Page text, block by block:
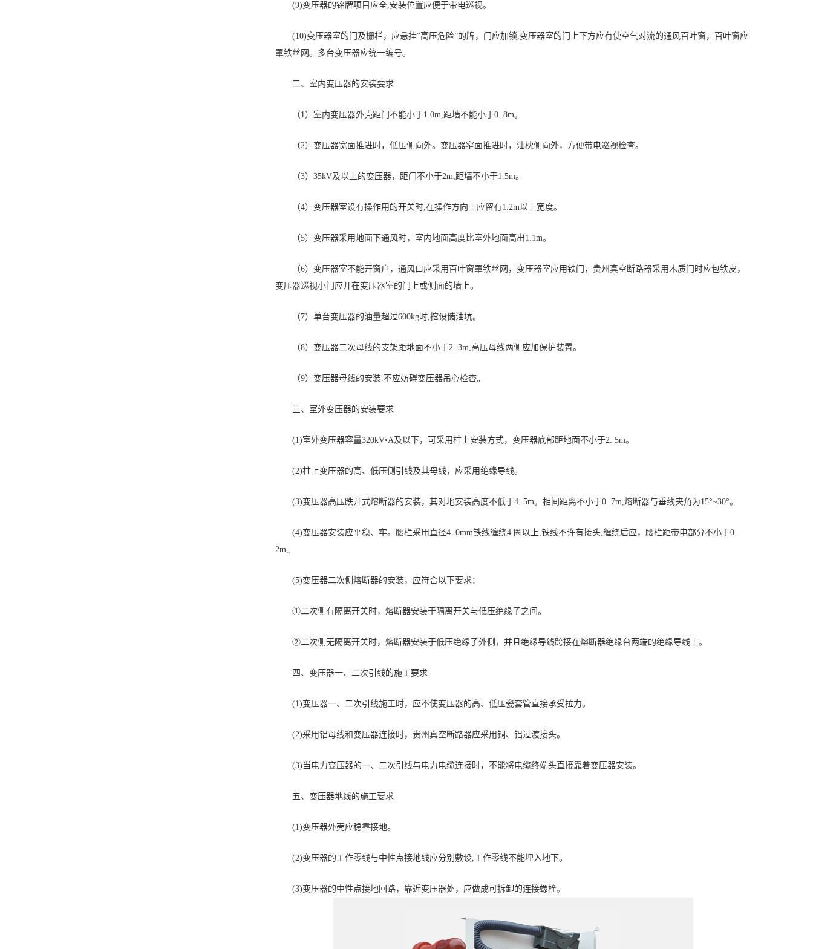
(9)变压器的铭牌项目应全,安装位置应便于带电巡视。
(10)变压器室的门及栅栏，应悬挂“高压危险”的牌，门应加锁,变压器室的门上下方应有使空气对流的通风百叶窗，百叶窗应
罩铁丝网。多台变压器应统一编号。
二、室内变压器的安装要求
（1）室内变压器外壳距门不能小于1.0m,距墙不能小于0. 8m。
（2）变压器宽面推进时，低压侧向外。变压器窄面推进时，油枕侧向外，方便带电巡视检査。
（3）35kV及以上的变压器，距门不小于2m,距墙不小于1.5m。
（4）变压器室设有操作用的开关时,在操作方向上应留有1.2m以上宽度。
（5）变压器采用地面下通风时，室内地面高度比室外地面高出1.1m。
（6）变压器室不能开窗户，通风口应采用百叶窗罩铁丝网，变压器室应用铁门，贵州真空断路器采用木质门时应包铁皮，
变压器巡视小门应开在变压器室的门上或侧面的墙上。
（7）单台变压器的油量超过600kg时,挖设储油坑。
（8）变压器二次母线的支架距地面不小于2. 3m,高压母线两侧应加保护装置。
（9）变压器母线的安装.不应妨碍变压器吊心检杳„
三、室外变压器的安装要求
(1)室外变压器容量320kV•A及以下，可采用柱上安装方式，变压器底部距地面不小于2. 5m。
(2)柱上变压器的高、低压侧引线及其母线，应采用绝缘导线。
(3)变压器高压跌开式熔断器的安装，其对地安装高度不低于4. 5m。相间距离不小于0. 7m,熔断器与垂线夹角为15°~30°。
(4)变压器安装应平稳、牢。腰栏采用直径4. 0mm铁线缠绕4 圈以上,铁线不许有接头,缠绕后应，腰栏距带电部分不小于0.
2m„
(5)变压器二次侧熔断器的安装，应符合以下要求：
①二次侧有隔离开关时，熔断器安装于隔离开关与低压绝缘子之间。
②二次侧无隔离开关时，熔断器安装于低压绝缘子外侧，并且绝缘导线跨接在熔断器绝缘台两端的绝缘导线上。
四、变压器一、二次引线的施工要求
(1)变压器一、二次引线施工时，应不使变压器的高、低压瓷套管直接承受拉力。
(2)采用铝母线和变压器连接时，贵州真空断路器应采用铜、铝过渡接头。
(3)当电力变压器的一、二次引线与电力电缆连接时，不能将电缆终端头直接靠着变压器安装。
五、变压器地线的施工要求
(1)变压器外壳应稳靠接地。
(2)变压器的工作零线与中性点接地线应分别敷设,工作零线不能埋入地下。
(3)变压器的中性点接地回路，靠近变压器处，应做成可拆卸的连接螺栓。